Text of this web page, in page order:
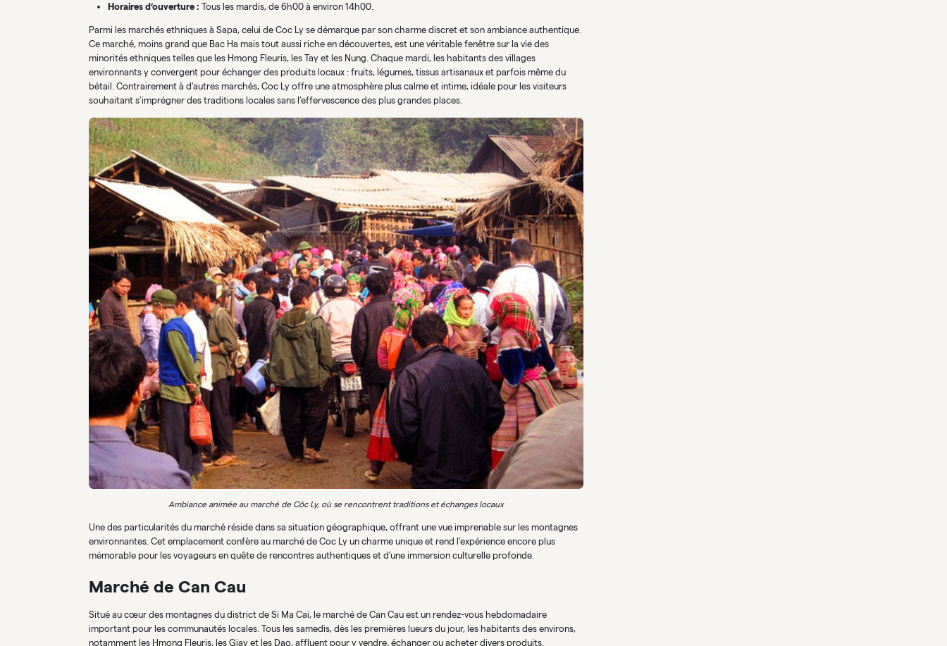
Horaires d’ouverture : Tous les mardis, de 6h00 à environ 14h00.
Parmi les marchés ethniques à Sapa, celui de Coc Ly se démarque par son charme discret et son ambiance authentique.
Ce marché, moins grand que Bac Ha mais tout aussi riche en découvertes, est une véritable fenêtre sur la vie des
minorités ethniques telles que les Hmong Fleuris, les Tay et les Nung. Chaque mardi, les habitants des villages
environnants y convergent pour échanger des produits locaux : fruits, légumes, tissus artisanaux et parfois même du
bétail. Contrairement à d’autres marchés, Coc Ly offre une atmosphère plus calme et intime, idéale pour les visiteurs
souhaitant s’imprégner des traditions locales sans l’effervescence des plus grandes places.
Ambiance animée au marché de Côc Ly, où se rencontrent traditions et échanges locaux
Une des particularités du marché réside dans sa situation géographique, offrant une vue imprenable sur les montagnes
environnantes. Cet emplacement confère au marché de Coc Ly un charme unique et rend l’expérience encore plus
mémorable pour les voyageurs en quête de rencontres authentiques et d’une immersion culturelle profonde.
Marché de Can Cau
Situé au cœur des montagnes du district de Si Ma Cai, le marché de Can Cau est un rendez-vous hebdomadaire
important pour les communautés locales. Tous les samedis, dès les premières lueurs du jour, les habitants des environs,
notamment les Hmong Fleuris, les Giay et les Dao, affluent pour y vendre, échanger ou acheter divers produits.